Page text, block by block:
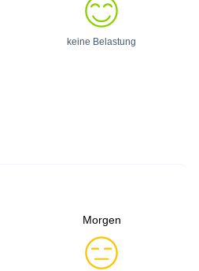
keine Belastung
Morgen